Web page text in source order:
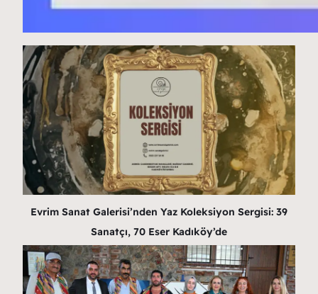
Evrim Sanat Galerisi’nden Yaz Koleksiyon Sergisi: 39
Sanatçı, 70 Eser Kadıköy’de